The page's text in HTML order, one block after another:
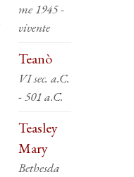
me 1945 -
vivente
Teanò
VI sec. a.C.
- 501 a.C.
Teasley
Mary
Bethesda